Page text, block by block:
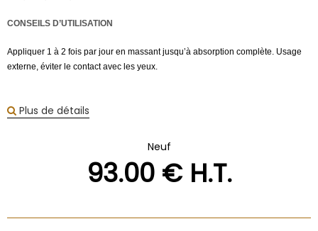
CONSEILS D’UTILISATION
Appliquer 1 à 2 fois par jour en massant jusqu’à absorption complète. Usage
externe, éviter le contact avec les yeux.
Plus de détails
Neuf
93.00€ H.T.